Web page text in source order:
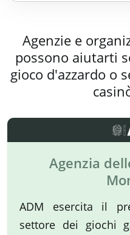
Agenzie e
possono aiutarti
gioco d'azzardo o
Agenzia
ADM esercita il
settore dei giochi